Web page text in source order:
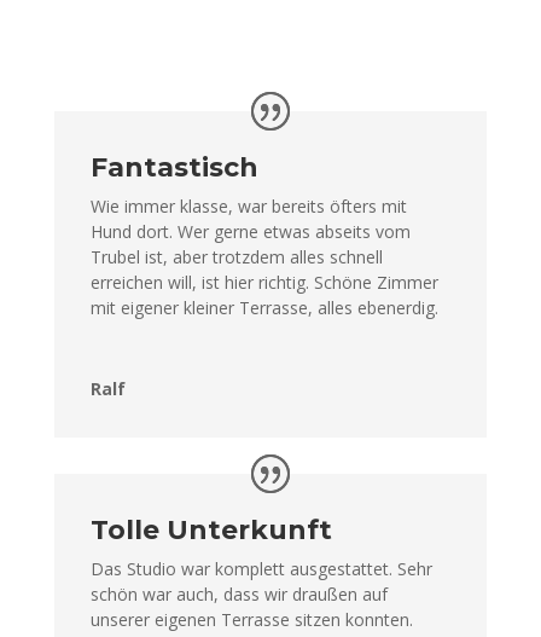
Fantastisch
Wie immer klasse, war bereits öfters mit
Hund dort. Wer gerne etwas abseits vom
Trubel ist, aber trotzdem alles schnell
erreichen will, ist hier richtig. Schöne Zimmer
mit eigener kleiner Terrasse, alles ebenerdig.
Ralf
Tolle Unterkunft
Das Studio war komplett ausgestattet. Sehr
schön war auch, dass wir draußen auf
unserer eigenen Terrasse sitzen konnten.